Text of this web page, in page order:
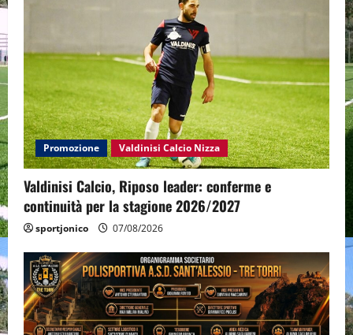
Promozione Valdinisi Calcio Nizza
Valdinisi Calcio, Riposo leader: conferme e
continuità per la stagione 2026/2027
sportjonico 07/08/2026